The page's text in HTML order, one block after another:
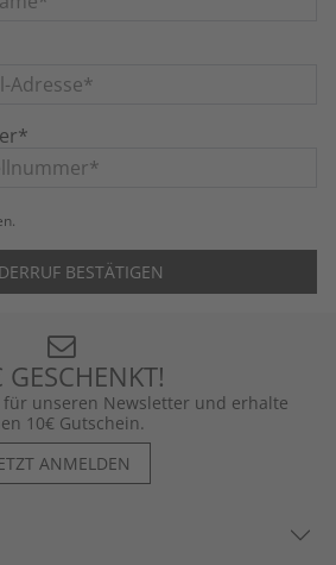
BESTÄTIGEN
unseren Newsletter und erhalte
10€ Gutschein.
ANMELDEN